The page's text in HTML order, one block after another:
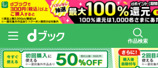
作品検索